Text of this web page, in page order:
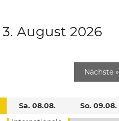
August 2026
Nächste »
Sa. 08.08.
So. 09.08.